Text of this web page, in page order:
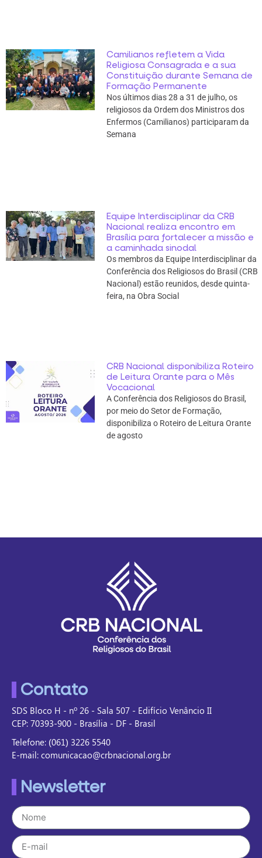
Camilianos refletem a Vida
Religiosa Consagrada e a sua
Constituição durante Semana de
Formação Permanente
Nos últimos dias 28 a 31 de julho, os
religiosos da Ordem dos Ministros dos
Enfermos (Camilianos) participaram da
Semana
Equipe Interdisciplinar da CRB
Nacional realiza encontro em
Brasília para fortalecer a missão e
a caminhada sinodal
Os membros da Equipe Interdisciplinar da
Conferência dos Religiosos do Brasil (CRB
Nacional) estão reunidos, desde quinta-
feira, na Obra Social
CRB Nacional disponibiliza Roteiro
de Leitura Orante para o Mês
Vocacional
A Conferência dos Religiosos do Brasil,
por meio do Setor de Formação,
disponibiliza o Roteiro de Leitura Orante
de agosto
Contato
SDS Bloco H - nº 26 - Sala 507 - Edifício Venâncio II
CEP: 70393-900 - Brasília - DF - Brasil
Telefone: (061) 3226 5540
E-mail: comunicacao@crbnacional.org.br
Newsletter